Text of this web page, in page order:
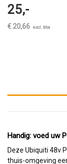
25,-
€ 20,66 excl. btw
Handig: voed uw
Deze Ubiquiti 48v
thuis-omgeving